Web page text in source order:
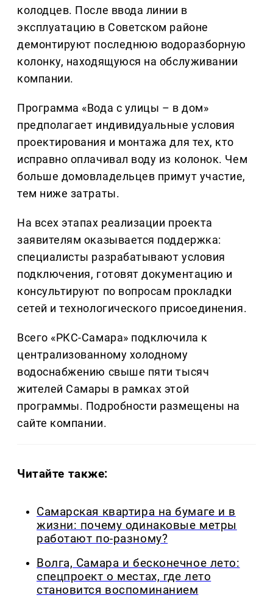
колодцев. После ввода линии в
эксплуатацию в Советском районе
демонтируют последнюю водоразборную
колонку, находящуюся на обслуживании
компании.
Программа «Вода с улицы – в дом»
предполагает индивидуальные условия
проектирования и монтажа для тех, кто
исправно оплачивал воду из колонок. Чем
больше домовладельцев примут участие,
тем ниже затраты.
На всех этапах реализации проекта
заявителям оказывается поддержка:
специалисты разрабатывают условия
подключения, готовят документацию и
консультируют по вопросам прокладки
сетей и технологического присоединения.
Всего «РКС-Самара» подключила к
централизованному холодному
водоснабжению свыше пяти тысяч
жителей Самары в рамках этой
программы. Подробности размещены на
сайте компании.
Читайте также:
Самарская квартира на бумаге и в
жизни: почему одинаковые метры
работают по-разному?
Волга, Самара и бесконечное лето:
спецпроект о местах, где лето
становится воспоминанием